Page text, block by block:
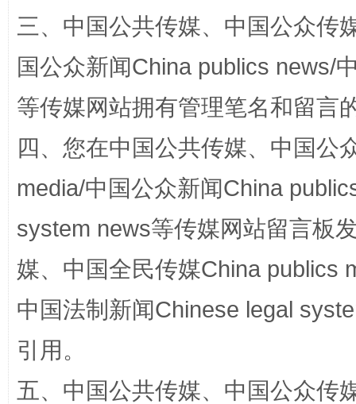
站台名比不上好声名
漫山遍野的桃花与雪山、麦地、白藏房 除
三、中国公共传媒、中国公众传
国公众新闻China publics news/
等传媒网站拥有管理笔名和留言
四、您在中国公共传媒、中国公
media/中国公众新闻China
system news等传媒网站留言板
媒、中国全民传媒China publics
中国法制新闻Chinese legal
引用。
五、中国公共传媒、中国公众传